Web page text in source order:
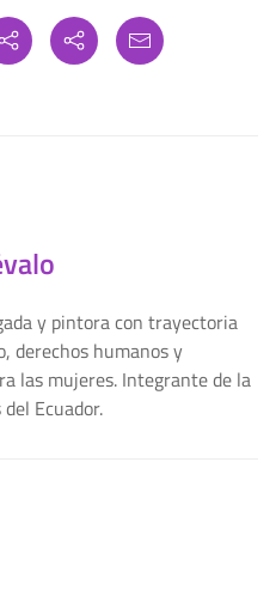
y pintora con trayectoria
derechos humanos y
las mujeres. Integrante de la
Ecuador.